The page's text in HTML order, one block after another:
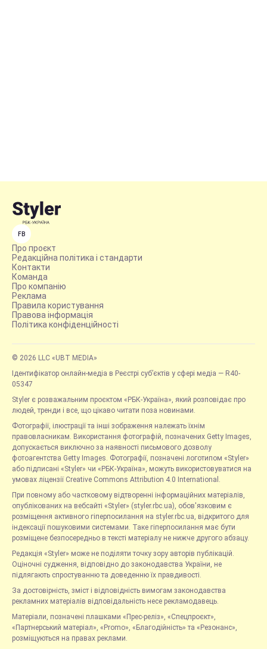
FB
Про проєкт
Редакційна політика і стандарти
Контакти
Команда
Про компанію
Реклама
Правила користування
Правова інформація
Політика конфіденційності
© 2026 LLC «UBT MEDIA»
Ідентифікатор онлайн-медіа в Реєстрі суб’єктів у сфері медіа — R40-
05347
Styler є розважальним проєктом «РБК-Україна», який розповідає про
людей, тренди і все, що цікаво читати поза новинами.
Фотографії, ілюстрації та інші зображення належать їхнім
правовласникам. Використання фотографій, позначених Getty Images,
допускається виключно за наявності письмового дозволу
фотоагентства Getty Images. Фотографії, позначені логотипом «Styler»
або підписані «Styler» чи «РБК-Україна», можуть використовуватися на
умовах ліцензії Creative Commons Attribution 4.0 International.
При повному або частковому відтворенні інформаційних матеріалів,
опублікованих на вебсайті «Styler» (styler.rbc.ua), обов'язковим є
розміщення активного гіперпосилання на styler.rbc.ua, відкритого для
індексації пошуковими системами. Таке гіперпосилання має бути
розміщене безпосередньо в тексті матеріалу не нижче другого абзацу.
Редакція «Styler» може не поділяти точку зору авторів публікацій.
Оціночні судження, відповідно до законодавства України, не
підлягають спростуванню та доведенню їх правдивості.
За достовірність, зміст і відповідність вимогам законодавства
рекламних матеріалів відповідальність несе рекламодавець.
Матеріали, позначені плашками «Прес-реліз», «Спецпроєкт»,
«Партнерський матеріал», «Promo», «Благодійність» та «Резонанс»,
розміщуються на правах реклами.